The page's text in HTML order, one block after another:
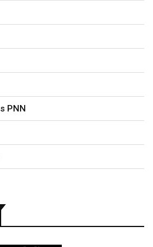
PNN